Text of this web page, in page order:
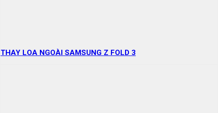
THAY LOA NGOÀI SAMSUNG Z FOLD 3